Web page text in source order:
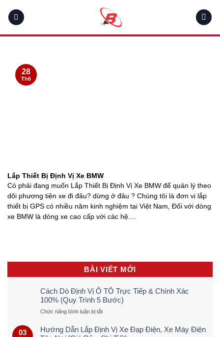
Lắp Thiết Bị Định Vị Xe BMW
Có phải đang muốn Lắp Thiết Bị Định Vị Xe BMW để quản lý theo
dõi phương tiện xe đi đâu? dừng ở đâu ? Chúng tôi là đơn vị lắp
thiết bị GPS có nhiều năm kinh nghiệm tại Việt Nam, Đối với dòng
xe BMW là dòng xe cao cấp với các hệ....
28
Th6
BÀI VIẾT MỚI
Cách Dò Định Vị Ô TÔ Trực Tiếp & Chính Xác
100% (Quy Trình 5 Bước)
Chức năng bình luận bị tắtở
Dò
Định
03
Hướng Dẫn Lắp Định Vị Xe Đạp Điện, Xe Máy Điện